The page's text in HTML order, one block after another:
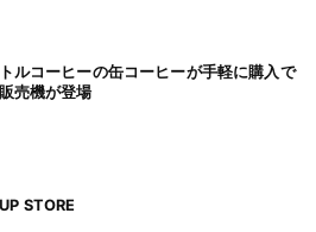
ルコーヒーの缶コーヒーが手軽に購入で
売機が登場
STORE